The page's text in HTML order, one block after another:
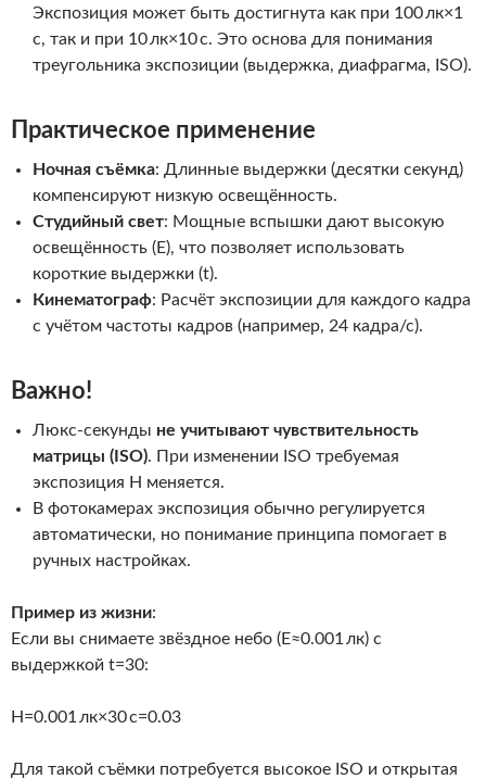
Экспозиция может быть достигнута как при 100 лк×1
с, так и при 10 лк×10 с. Это основа для понимания
треугольника экспозиции (выдержка, диафрагма, ISO).
Практическое применение
Ночная съёмка: Длинные выдержки (десятки секунд)
компенсируют низкую освещённость.
Студийный свет: Мощные вспышки дают высокую
освещённость (E), что позволяет использовать
короткие выдержки (t).
Кинематограф: Расчёт экспозиции для каждого кадра
с учётом частоты кадров (например, 24 кадра/с).
Важно!
Люкс-секунды не учитывают чувствительность
матрицы (ISO). При изменении ISO требуемая
экспозиция H меняется.
В фотокамерах экспозиция обычно регулируется
автоматически, но понимание принципа помогает в
ручных настройках.
Пример из жизни:
Если вы снимаете звёздное небо (E≈0.001 лк) с
выдержкой t=30:
H=0.001 лк×30 с=0.03
Для такой съёмки потребуется высокое ISO и открытая